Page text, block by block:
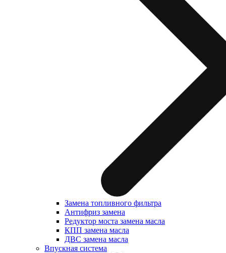
Замена топливного фильтра
Антифриз замена
Редуктор моста замена масла
КПП замена масла
ДВС замена масла
Впускная система